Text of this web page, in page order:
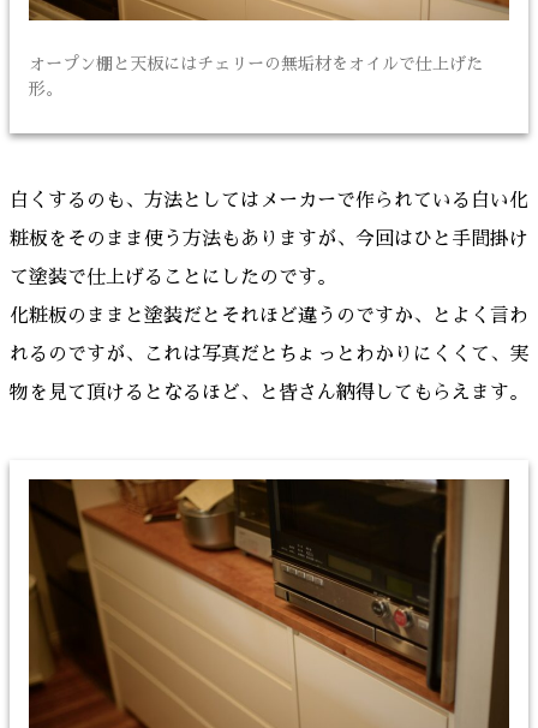
オープン棚と天板にはチェリーの無垢材をオイルで仕上げた
形。
白くするのも、方法としてはメーカーで作られている白い化
粧板をそのまま使う方法もありますが、今回はひと手間掛け
て塗装で仕上げることにしたのです。
化粧板のままと塗装だとそれほど違うのですか、とよく言わ
れるのですが、これは写真だとちょっとわかりにくくて、実
物を見て頂けるとなるほど、と皆さん納得してもらえます。